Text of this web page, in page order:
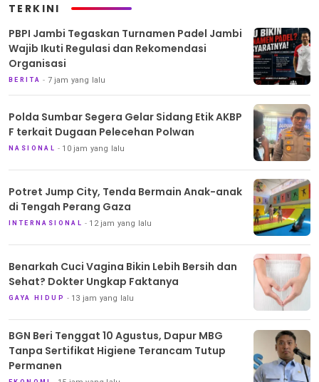
TERKINI
PBPI Jambi Tegaskan Turnamen Padel Jambi
Wajib Ikuti Regulasi dan Rekomendasi
Organisasi
BERITA 7 jam yang lalu
Polda Sumbar Segera Gelar Sidang Etik AKBP
F terkait Dugaan Pelecehan Polwan
NASIONAL 10 jam yang lalu
Potret Jump City, Tenda Bermain Anak-anak
di Tengah Perang Gaza
INTERNASIONAL 12 jam yang lalu
Benarkah Cuci Vagina Bikin Lebih Bersih dan
Sehat? Dokter Ungkap Faktanya
GAYA HIDUP 13 jam yang lalu
BGN Beri Tenggat 10 Agustus, Dapur MBG
Tanpa Sertifikat Higiene Terancam Tutup
Permanen